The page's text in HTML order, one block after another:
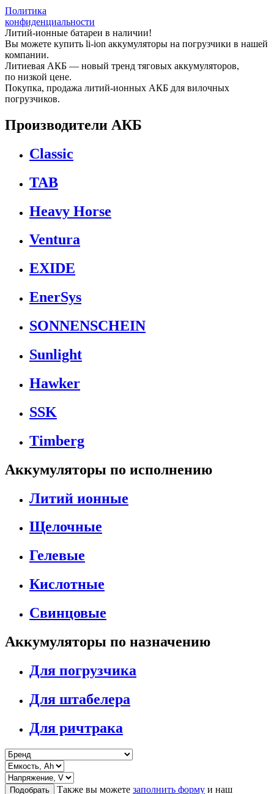
Политика
конфиденциальности
Литий-ионные батареи в наличии!
Вы можете купить li-ion аккумуляторы на погрузчики в нашей
компании.
Литиевая АКБ — новый тренд тяговых аккумуляторов,
по низкой цене.
Покупка, продажа литий-ионных АКБ для вилочных
погрузчиков.
Производители АКБ
Classic
TAB
Heavy Horse
Ventura
EXIDE
EnerSys
SONNENSCHEIN
Sunlight
Hawker
SSK
Timberg
Аккумуляторы по исполнению
Литий ионные
Щелочные
Гелевые
Кислотные
Свинцовые
Аккумуляторы по назначению
Для погрузчика
Для штабелера
Для ричтрака
Подобрать Также вы можете заполнить форму и наш